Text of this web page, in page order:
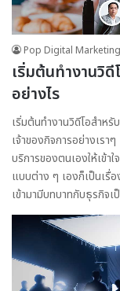
Pop Digital Marketing
เริ่มต้นทำงานวิ
อย่างไร
เริ่มต้นทำงานวิดีโอสำห
เจ้าของกิจการอย่างเรา
บริการของตนเองให้เข้า
แบบต่าง ๆ เองก็เป็นเรื่
เข้ามามีบทบาทกับธุรกิจ